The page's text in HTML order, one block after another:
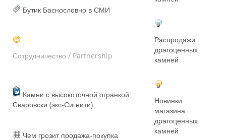
Бутик Баснословно в СМИ
Сотрудничество / Partnership
Камни с высокоточной огранкой
Сваровски (экс-Сигнити)
Чем грозит продажа-покупка
Распродажи
драгоценных
камней
Новинки
магазина
драгоценных
камней